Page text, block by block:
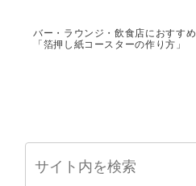
バー・ラウンジ・飲食店におすすめ
「箔押し紙コースターの作り方」